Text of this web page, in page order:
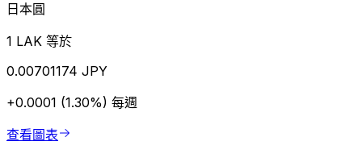
日本圓
1 LAK 等於
0.00701174 JPY
+0.0001 (1.30%) 每週
查看圖表